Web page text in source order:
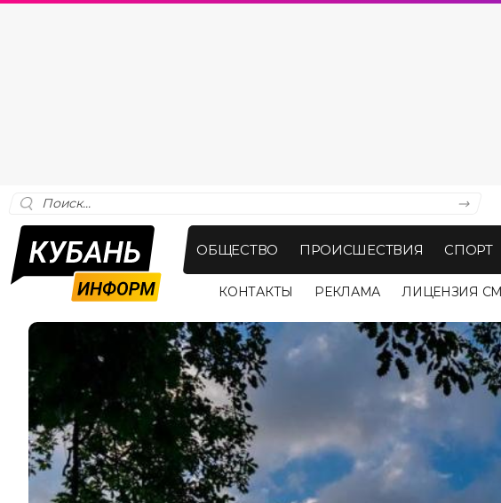
ОБЩЕСТВО ПРОИСШЕСТВИЯ СПОРТ
КОНТАКТЫ РЕКЛАМА ЛИЦЕНЗИЯ